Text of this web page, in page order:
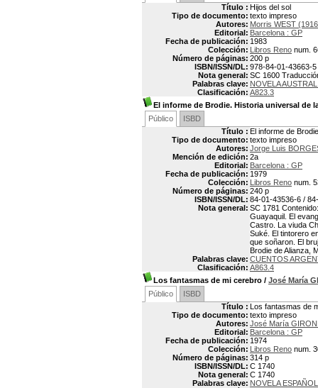
Título : Hijos del sol
Tipo de documento: texto impreso
Autores: Morris WEST
Editorial: Barcelona : GP
Fecha de publicación: 1983
Colección: Libros Reno num.
Número de páginas: 200 p
ISBN/ISSN/DL: 978-84-01-43663-5
Nota general: SC 1600
Palabras clave: NOVELA
Clasificación: A823.3
El informe de Brodie. Historia universal de
Público
ISBD
Título : El informe de
Tipo de documento: texto impreso
Autores: Jorge Luis
Mención de edición: 2a
Editorial: Barcelona : GP
Fecha de publicación: 1979
Colección: Libros Reno num.
Número de páginas: 240 p
ISBN/ISSN/DL: 84-01-43536-6 /
Nota general: SC 1781
Guayaquil. El
Castro. La viuda
Suké. El tintorero
que soñaron. El
Brodie de Alianza,
Palabras clave: CUENTOS
Clasificación: A863.4
Los fantasmas de mi cerebro / José María
Público
ISBD
Título : Los fantasmas de
Tipo de documento: texto impreso
Autores: José María
Editorial: Barcelona : GP
Fecha de publicación: 1974
Colección: Libros Reno num.
Número de páginas: 314 p
ISBN/ISSN/DL: C 1740
Nota general: C 1740
Palabras clave: NOVELA